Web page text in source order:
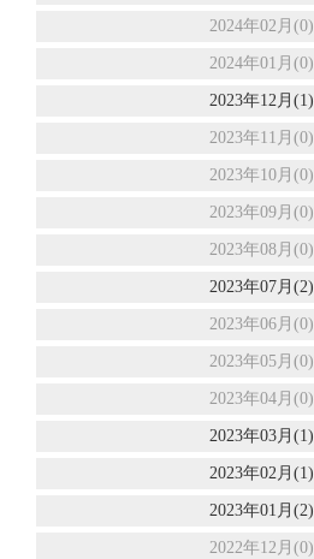
2024年02月(0)
2024年01月(0)
2023年12月(1)
2023年11月(0)
2023年10月(0)
2023年09月(0)
2023年08月(0)
2023年07月(2)
2023年06月(0)
2023年05月(0)
2023年04月(0)
2023年03月(1)
2023年02月(1)
2023年01月(2)
2022年12月(0)